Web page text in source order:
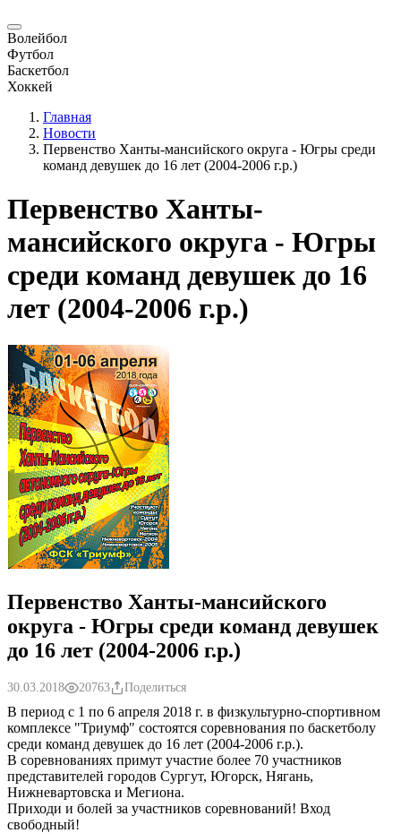
Волейбол
Футбол
Баскетбол
Хоккей
Главная
Новости
Первенство Ханты-мансийского округа - Югры среди
команд девушек до 16 лет (2004-2006 г.р.)
Первенство Ханты-
мансийского округа - Югры
среди команд девушек до 16
лет (2004-2006 г.р.)
Первенство Ханты-мансийского
округа - Югры среди команд девушек
до 16 лет (2004-2006 г.р.)
30.03.2018 20763 Поделиться
В период с 1 по 6 апреля 2018 г. в физкультурно-спортивном
комплексе "Триумф" состоятся соревнования по баскетболу
среди команд девушек до 16 лет (2004-2006 г.р.).
В соревнованиях примут участие более 70 участников
представителей городов Сургут, Югорск, Нягань,
Нижневартовска и Мегиона.
Приходи и болей за участников соревнований! Вход
свободный!